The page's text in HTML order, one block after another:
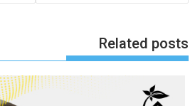
Related posts